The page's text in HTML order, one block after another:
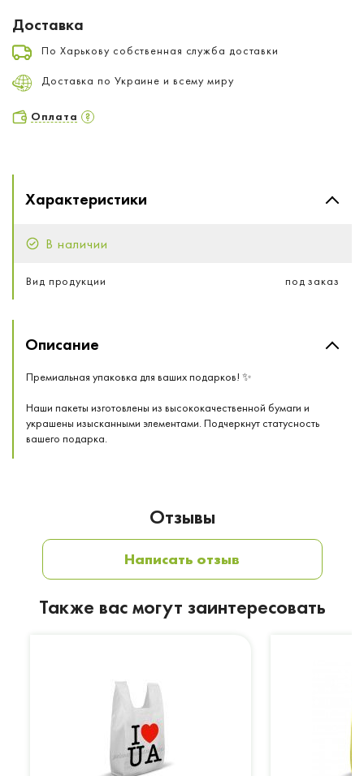
Доставка
По Харькову собственная служба доставки
Доставка по Украине и всему миру
Оплата
Характеристики
В наличии
Вид продукции под заказ
Описание
Премиальная упаковка для ваших подарков! ✨
Наши пакеты изготовлены из высококачественной бумаги и
украшены изысканными элементами. Подчеркнут статусность
вашего подарка.
Отзывы
Написать отзыв
Также вас могут заинтересовать